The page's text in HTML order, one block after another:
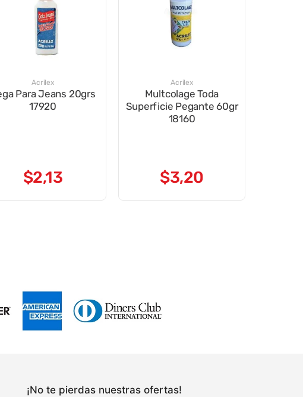
Acrilex
Para Jeans 20grs
17920
$2,13
Acrilex
Multcolage Toda
Superficie Pegante 60gr
18160
$3,20
¡No te pierdas nuestras ofertas!